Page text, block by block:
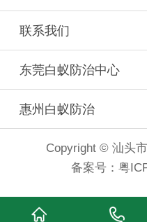
联系我们
东莞白蚁防治中心
惠州白蚁防治
Copyright © 汕头
备案号：粤